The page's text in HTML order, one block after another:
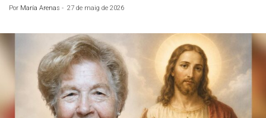
Por María Arenas - 27 de maig de 2026